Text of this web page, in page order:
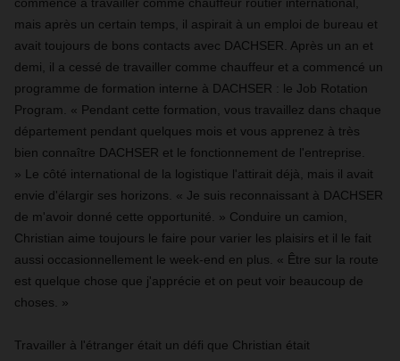
commencé à travailler comme chauffeur routier international,
mais après un certain temps, il aspirait à un emploi de bureau et
avait toujours de bons contacts avec DACHSER. Après un an et
demi, il a cessé de travailler comme chauffeur et a commencé un
programme de formation interne à DACHSER : le Job Rotation
Program. « Pendant cette formation, vous travaillez dans chaque
département pendant quelques mois et vous apprenez à très
bien connaître DACHSER et le fonctionnement de l'entreprise.
» Le côté international de la logistique l'attirait déjà, mais il avait
envie d'élargir ses horizons. « Je suis reconnaissant à DACHSER
de m'avoir donné cette opportunité. » Conduire un camion,
Christian aime toujours le faire pour varier les plaisirs et il le fait
aussi occasionnellement le week-end en plus. « Être sur la route
est quelque chose que j'apprécie et on peut voir beaucoup de
choses. »
Travailler à l'étranger était un défi que Christian était